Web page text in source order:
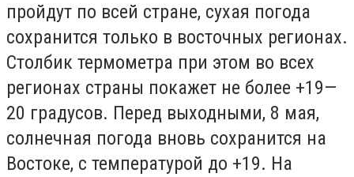
пройдут по всей стране, сухая погода
сохранится только в восточных регионах.
Столбик термометра при этом во всех
регионах страны покажет не более +19—
20 градусов. Перед выходными, 8 мая,
солнечная погода вновь сохранится на
Востоке, с температурой до +19. На